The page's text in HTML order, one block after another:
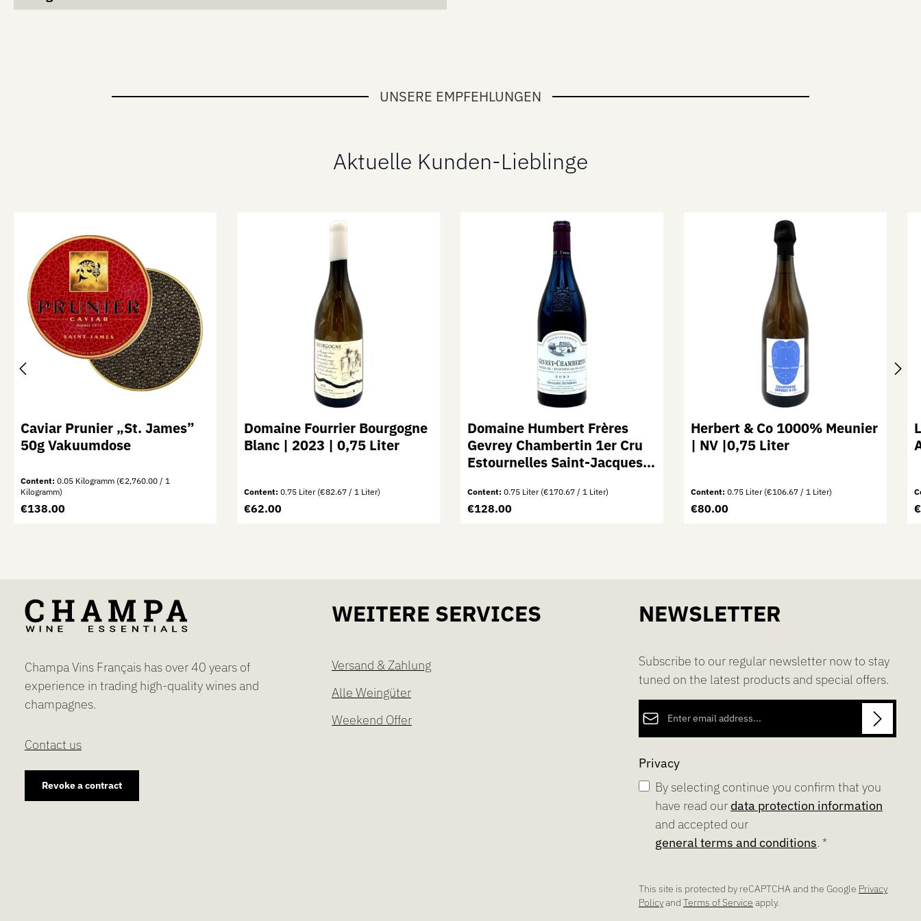
UNSERE EMPFEHLUNGEN
Aktuelle Kunden-Lieblinge
Caviar Prunier „St. James”
50g Vakuumdose
Content:0.05 Kilogramm (€2,760.00 / 1
Kilogramm)
Regular price:
€138.00
Domaine Fourrier Bourgogne
Blanc | 2023 | 0,75 Liter
Content:0.75 Liter (€82.67 / 1 Liter)
Regular price:
€62.00
Domaine Humbert Frères
Gevrey Chambertin 1er Cru
Estournelles Saint-Jacques |
Content:0.75 Liter (€170.67 / 1 Liter)
Regular price:
€128.00
Herbert & Co 1000% Meunier
| NV |0,75 Liter
Content:0.75 Liter (€106.67 / 1 Liter)
Regular price:
€80.00
Champa Vins Français has over 40 years of
experience in trading high-quality wines and
champagnes.
Contact us
Revoke a contract
WEITERE SERVICES
Versand & Zahlung
Alle Weingüter
Weekend Offer
NEWSLETTER
Subscribe to our regular newsletter now to stay
tuned on the latest products and special offers.
Privacy
By selecting continue you confirm that you
have read our data protection information
and accepted our
general terms and conditions. *
This site is protected by reCAPTCHA and the Google Privacy
Policyand Terms of Service apply.